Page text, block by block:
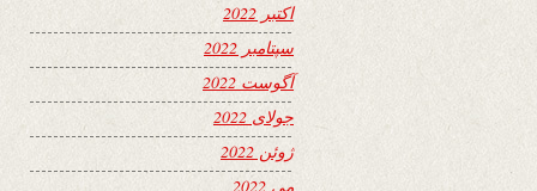
اکتبر 2022
سپتامبر 2022
آگوست 2022
جولای 2022
ژوئن 2022
می 2022